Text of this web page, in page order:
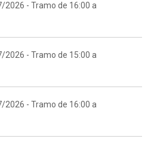
2026 - Tramo de 16:00 a
2026 - Tramo de 15:00 a
2026 - Tramo de 16:00 a